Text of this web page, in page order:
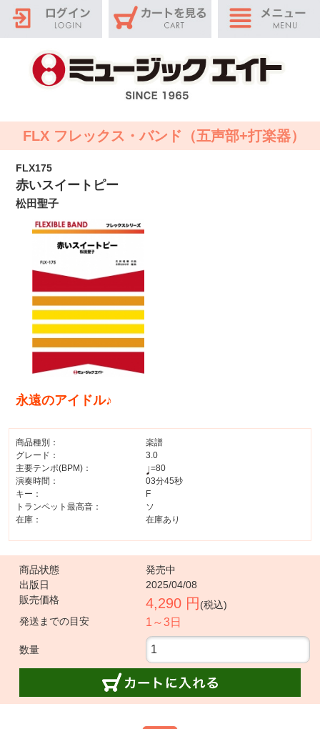
FLX フレックス・バンド（五声部+打楽器）
FLX175
赤いスイートピー
松田聖子
永遠のアイドル♪
商品種別：
楽譜
グレード：
3.0
主要テンポ(BPM)：
=80
演奏時間：
03分45秒
キー：
F
トランペット最高音：
ソ
在庫：
在庫あり
商品状態
発売中
出版日
2025/04/08
販売価格
4,290 円 (税込)
発送までの目安
1～3日
数量